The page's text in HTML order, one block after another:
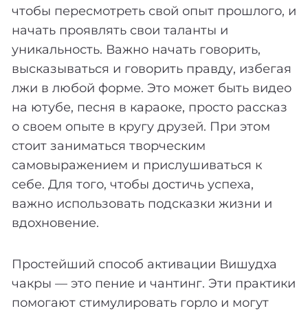
чтобы пересмотреть свой опыт прошлого, и
начать проявлять свои таланты и
уникальность. Важно начать говорить,
высказываться и говорить правду, избегая
лжи в любой форме. Это может быть видео
на ютубе, песня в караоке, просто рассказ
о своем опыте в кругу друзей. При этом
стоит заниматься творческим
самовыражением и прислушиваться к
себе. Для того, чтобы достичь успеха,
важно использовать подсказки жизни и
вдохновение.
Простейший способ активации Вишудха
чакры — это пение и чантинг. Эти практики
помогают стимулировать горло и могут